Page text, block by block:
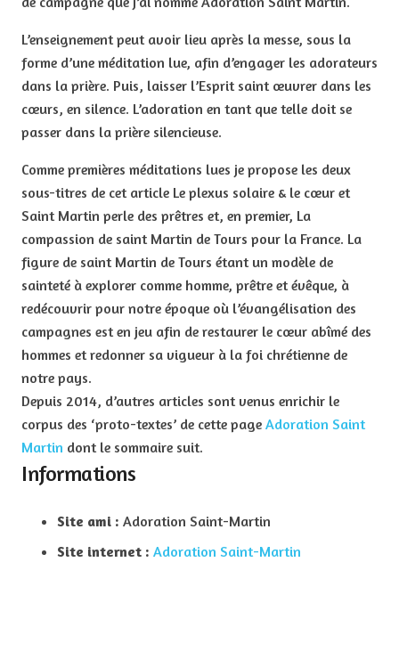
L’enseignement peut avoir lieu après la messe, sous la
forme d’une méditation lue, afin d’engager les adorateurs
dans la prière. Puis, laisser l’Esprit saint œuvrer dans les
cœurs, en silence. L’adoration en tant que telle doit se
passer dans la prière silencieuse.
Comme premières méditations lues je propose les deux
sous-titres de cet article Le plexus solaire & le cœur et
Saint Martin perle des prêtres et, en premier, La
compassion de saint Martin de Tours pour la France. La
figure de saint Martin de Tours étant un modèle de
sainteté à explorer comme homme, prêtre et évêque, à
redécouvrir pour notre époque où l’évangélisation des
campagnes est en jeu afin de restaurer le cœur abîmé des
hommes et redonner sa vigueur à la foi chrétienne de
notre pays.
Depuis 2014, d’autres articles sont venus enrichir le
corpus des ‘proto-textes’ de cette page Adoration Saint
Martin dont le sommaire suit.
Informations
Site ami : Adoration Saint-Martin
Site internet : Adoration Saint-Martin